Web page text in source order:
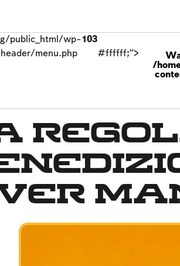
public_html/wp-
menu.php
103
#ffffff;">
/